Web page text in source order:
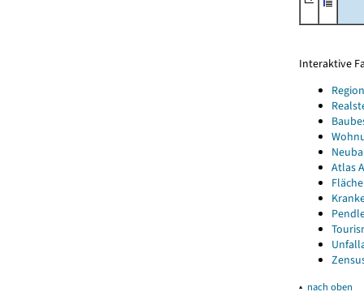
Interaktive
Atlas
▴ nach oben